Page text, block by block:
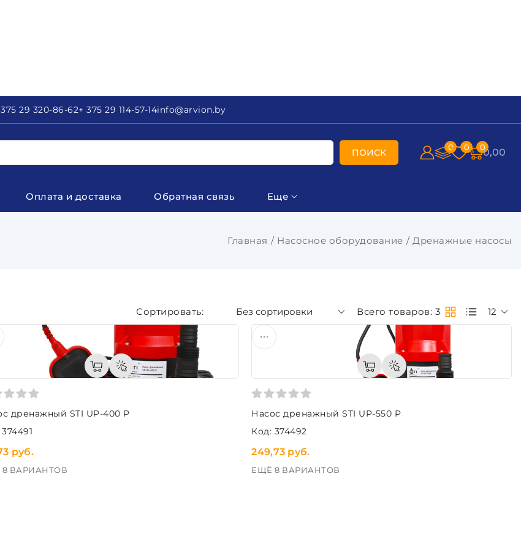
29 320-86-62+ 375 29 114-57-14info@arvion.by
ПОИСК 0 0 00,00
Оплата и доставка Обратная связь Еще
Главная Насосное оборудование Дренажные насосы
Без сортировки Всего товаров: 3 12
дренажный STI UP-400 P
руб.
ВАРИАНТОВ
Насос дренажный STI UP-550 P
Код: 374492
249,73 руб.
ЕЩЁ 8 ВАРИАНТОВ